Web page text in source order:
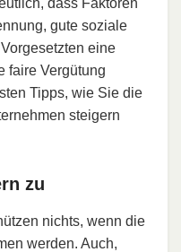
gute soziale
eine
faire Vergütung
Tipps, wie Sie die
steigern
zu
nichts, wenn die
werden. Auch,